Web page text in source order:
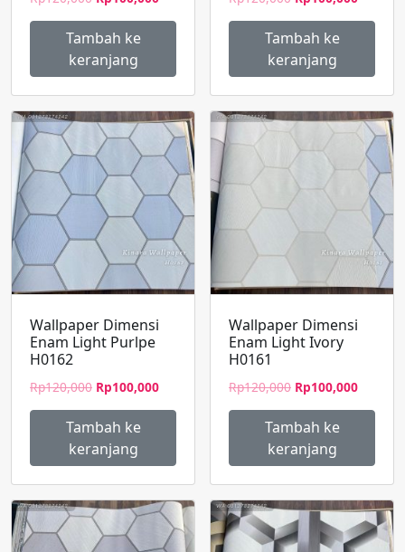
adalah:
Rp120,000.
Tambah ke
keranjang
adalah:
Rp120,000.
Tambah ke
keranjang
Wallpaper Dimensi
Enam Light Purlpe
H0162
Rp120,000 Harga
adalah:
Rp120,000.
Rp100,000Harga
Tambah ke
keranjang
Wallpaper Dimensi
Enam Light Ivory
H0161
Rp120,000 Harga
adalah:
Rp120,000.
Rp100,000Harga
Tambah ke
keranjang